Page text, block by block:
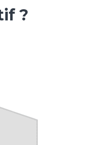
?